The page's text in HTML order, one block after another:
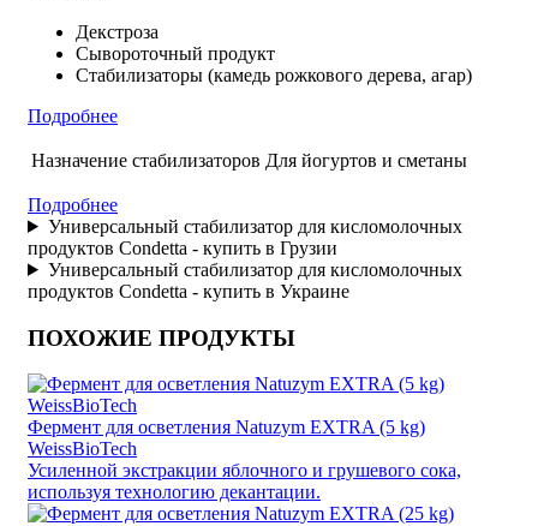
Декстроза
Сывороточный продукт
Стабилизаторы (камедь рожкового дерева, агар)
Подробнее
Назначение стабилизаторов Для йогуртов и сметаны
Подробнее
Универсальный стабилизатор для кисломолочных
продуктов Condetta - купить в Грузии
Универсальный стабилизатор для кисломолочных
продуктов Condetta - купить в Украине
ПОХОЖИЕ ПРОДУКТЫ
Фермент для осветления Natuzym EXTRA (5 kg)
WeissBioTech
Усиленной экстракции яблочного и грушевого сока,
используя технологию декантации.